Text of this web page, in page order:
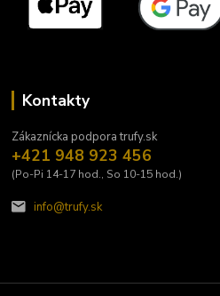
Kontakty
Zákaznícka podpora trufy.sk
+421 948 923 456
(Po-Pi 14-17 hod., So 10-15 hod.)
info@trufy.sk